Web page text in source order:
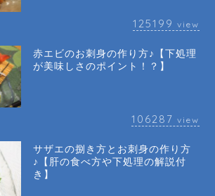
125199 view
赤エビのお刺身の作り方♪【下処理
が美味しさのポイント！？】
106287 view
サザエの捌き方とお刺身の作り方
♪【肝の食べ方や下処理の解説付
き】